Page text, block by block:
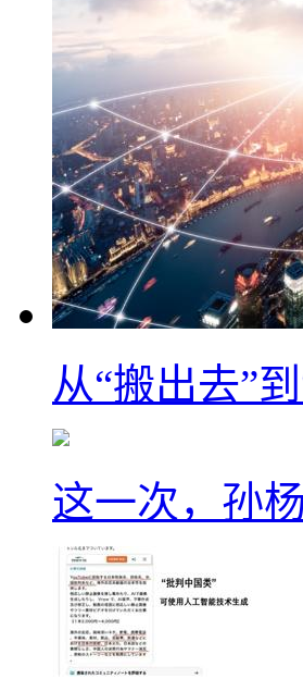
从“搬出去”
这一次，孙